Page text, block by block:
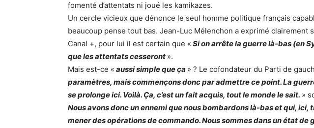
fomenté d’attentats ni joué les kamikazes.
Un cercle vicieux que dénonce le seul homme politique français
beaucoup pense tout bas. Jean-Luc Mélenchon a exprimé clairement
Canal +, pour lui il est certain que « Si on arrête la guerre là-bas (en
que les attentats cesseront ».
Mais est-ce « aussi simple que ça » ? Le cofondateur du Parti de
paramètres, mais commençons donc par admettre ce point. La
se prolonge ici. Voilà. Ça, c’est un fait acquis, tout le monde le sait. »
Nous avons donc un ennemi que nous bombardons là-bas et qui, ici,
mener des opérations de commando. Nous sommes dans un état de